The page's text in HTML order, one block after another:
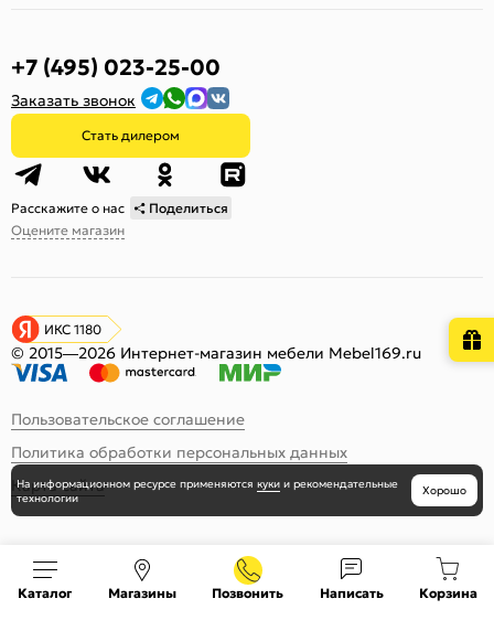
+7 (495) 023-25-00
Заказать звонок
Стать дилером
Расскажите о нас
Поделиться
Оцените магазин
ИКС 1180
© 2015—2026 Интернет-магазин мебели Mebel169.ru
Пользовательское соглашение
Политика обработки персональных данных
Карта сайта
Каталог Магазины Позвонить Написать Корзина
На информационном ресурсе применяются куки и рекомендательные
технологии
Хорошо